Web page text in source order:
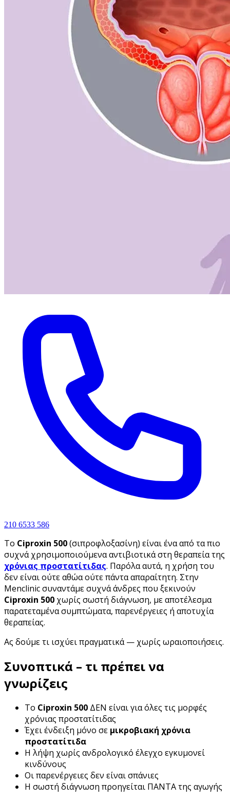
210 6533 586
Το Ciproxin 500(σιπροφλοξασίνη) είναι ένα από τα πιο
συχνά χρησιμοποιούμενα αντιβιοτικά στη θεραπεία της
χρόνιας προστατίτιδας. Παρόλα αυτά, η χρήση του
δεν είναι ούτε αθώα ούτε πάντα απαραίτητη. Στην
Menclinic συναντάμε συχνά άνδρες που ξεκινούν
Ciproxin 500 χωρίς σωστή διάγνωση, με αποτέλεσμα
παρατεταμένα συμπτώματα, παρενέργειες ή αποτυχία
θεραπείας.
Ας δούμε τι ισχύει πραγματικά — χωρίς ωραιοποιήσεις.
Συνοπτικά – τι πρέπει να
γνωρίζεις
Το Ciproxin 500 ΔΕΝ είναι για όλες τις μορφές
χρόνιας προστατίτιδας
Έχει ένδειξη μόνο σε μικροβιακή χρόνια
προστατίτιδα
Η λήψη χωρίς ανδρολογικό έλεγχο εγκυμονεί
κινδύνους
Οι παρενέργειες δεν είναι σπάνιες
Η σωστή διάγνωση προηγείται ΠΑΝΤΑ της αγωγής